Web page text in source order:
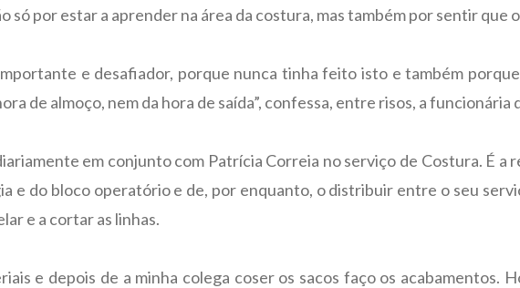
só por estar a aprender na área da costura, mas também por sentir que
e desafiador, porque nunca tinha feito isto e também
de almoço, nem da hora de saída”, confessa, entre risos, a funcionária
em conjunto com Patrícia Correia no serviço de Costura. É
e do bloco operatório e de, por enquanto, o distribuir entre o seu
e a cortar as linhas.
e depois de a minha colega coser os sacos faço os acabamentos.